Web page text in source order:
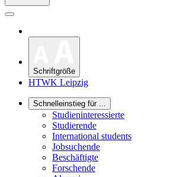
Schriftgröße
HTWK Leipzig
Schnelleinstieg für ...
Studieninteressierte
Studierende
International students
Jobsuchende
Beschäftigte
Forschende